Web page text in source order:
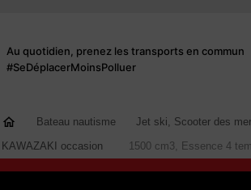
Au quotidien, prenez les transports en commun
#SeDéplacerMoinsPolluer
Bateau nautisme
Jet ski, Scooter des
KAWAZAKI occasion
1500 cm3, Essence 4